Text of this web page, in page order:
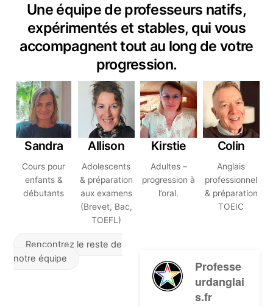
Une équipe de professeurs natifs,
expérimentés et stables, qui vous
accompagnent tout au long de votre
progression.
Sandra
Cours pour
enfants &
débutants
Allison
Adolescents
& préparation
aux examens
(Brevet, Bac,
TOEFL)
Kirstie
Adultes –
progression à
l’oral.
Colin
Anglais
professionnel
& préparation
TOEIC
Rencontrez le reste de
notre équipe
Professe
urdanglai
s.fr